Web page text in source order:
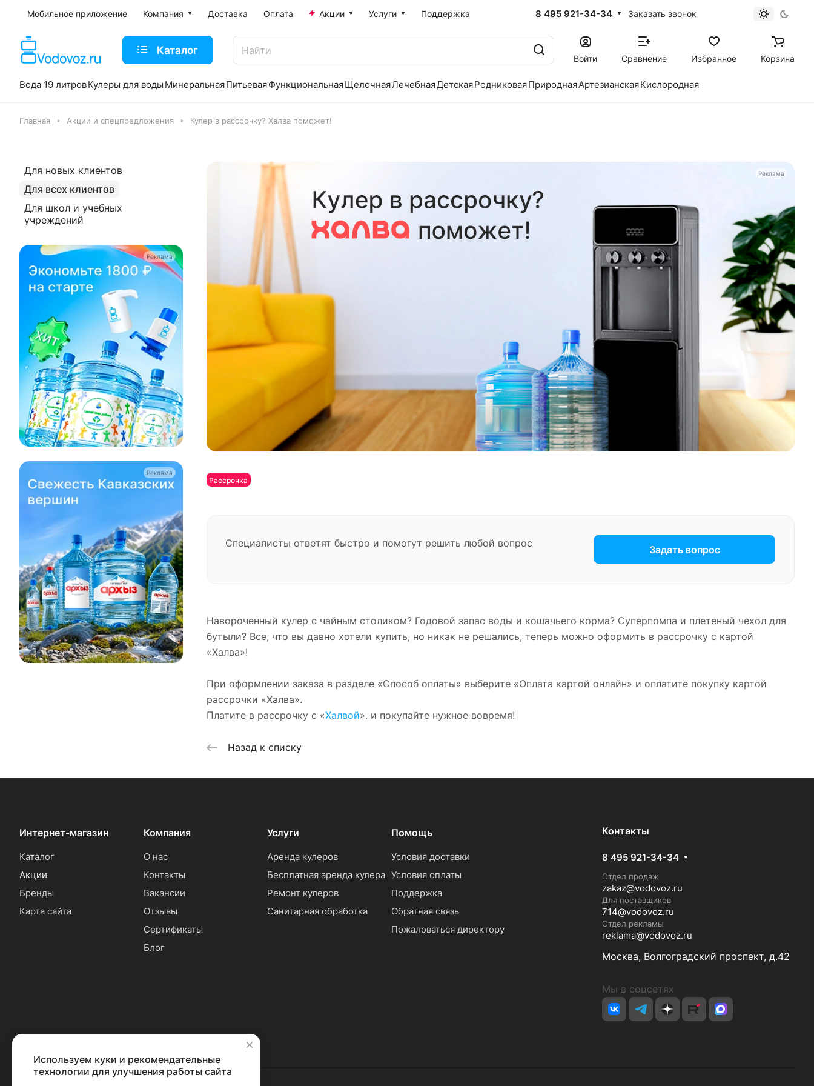
Мобильное приложение Компания Доставка Оплата Акции Услуги Поддержка 8 495 921-34-34 Заказать звонок
Каталог
Войти Сравнение Избранное Корзина
Вода 19 литровКулеры для воды МинеральнаяПитьеваяФункциональнаяЩелочнаяЛечебнаяДетскаяРодниковаяПрироднаяАртезианскаяКислородная
Главная Акции и спецпредложения Кулер в рассрочку? Халва поможет!
Реклама
Рассрочка
Специалисты ответят быстро и помогут решить любой вопрос
Задать вопрос
Навороченный кулер с чайным столиком? Годовой запас воды и кошачьего корма? Суперпомпа и плетеный чехол для
бутыли? Все, что вы давно хотели купить, но никак не решались, теперь можно оформить в рассрочку с картой
«Халва»!
При оформлении заказа в разделе «Способ оплаты» выберите «Оплата картой онлайн» и оплатите покупку картой
рассрочки «Халва».
Платите в рассрочку с «Халвой». и покупайте нужное вовремя!
Назад к списку
Для новых клиентов
Для всех клиентов
Для школ и учебных
учреждений
Реклама
Реклама
Интернет-магазин
Каталог
Акции
Бренды
Карта сайта
Компания
О нас
Контакты
Вакансии
Отзывы
Сертификаты
Блог
Услуги
Аренда кулеров
Бесплатная аренда кулера
Ремонт кулеров
Санитарная обработка
Помощь
Условия доставки
Условия оплаты
Поддержка
Обратная связь
Пожаловаться директору
Контакты
8 495 921-34-34
Отдел продаж
zakaz@vodovoz.ru
Для поставщиков
714@vodovoz.ru
Отдел рекламы
reklama@vodovoz.ru
Москва, Волгоградский проспект, д.42
Мы в соцсетях
✕
Используем куки и рекомендательные
технологии для улучшения работы сайта